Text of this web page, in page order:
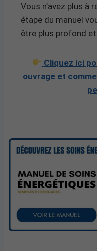
Vous n’avez plus à
étape du manuel
être plus profond et
Cliquez ici
ouvrage et